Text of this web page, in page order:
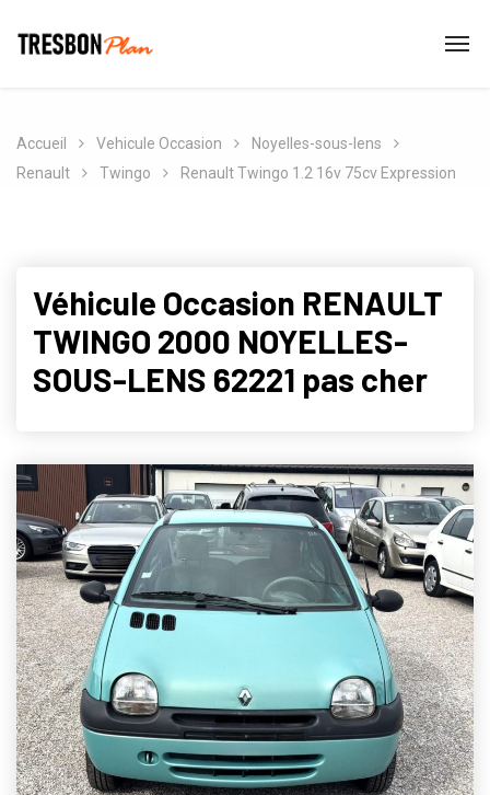
Accueil Vehicule Occasion
Noyelles-sous-lens
Renault
Twingo Renault Twingo 1.2 16v 75cv Expression
Véhicule Occasion RENAULT
TWINGO 2000 NOYELLES-
SOUS-LENS 62221 pas cher